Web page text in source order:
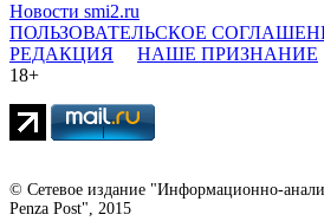
Новости smi2.ru
ПОЛЬЗОВАТЕЛЬСКОЕ
РЕДАКЦИЯ
НАШЕ ПРИЗНАНИЕ
18+
© Сетевое издание "Информационно-
Penza Post", 2015